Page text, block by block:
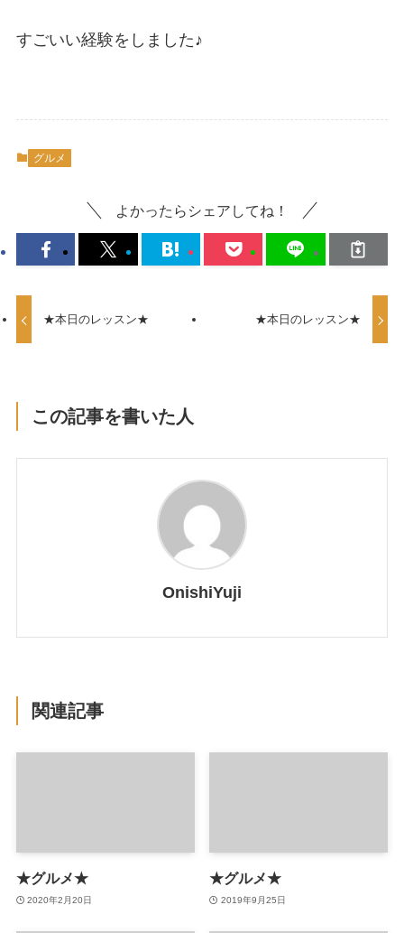
すごいい経験をしました♪
グルメ
よかったらシェアしてね！
★本日のレッスン★ ★本日のレッスン★
この記事を書いた人
OnishiYuji
関連記事
★グルメ★
2020年2月20日
★グルメ★
2019年9月25日